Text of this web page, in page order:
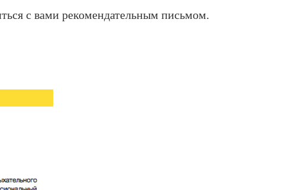
с вами рекомендательным письмом.